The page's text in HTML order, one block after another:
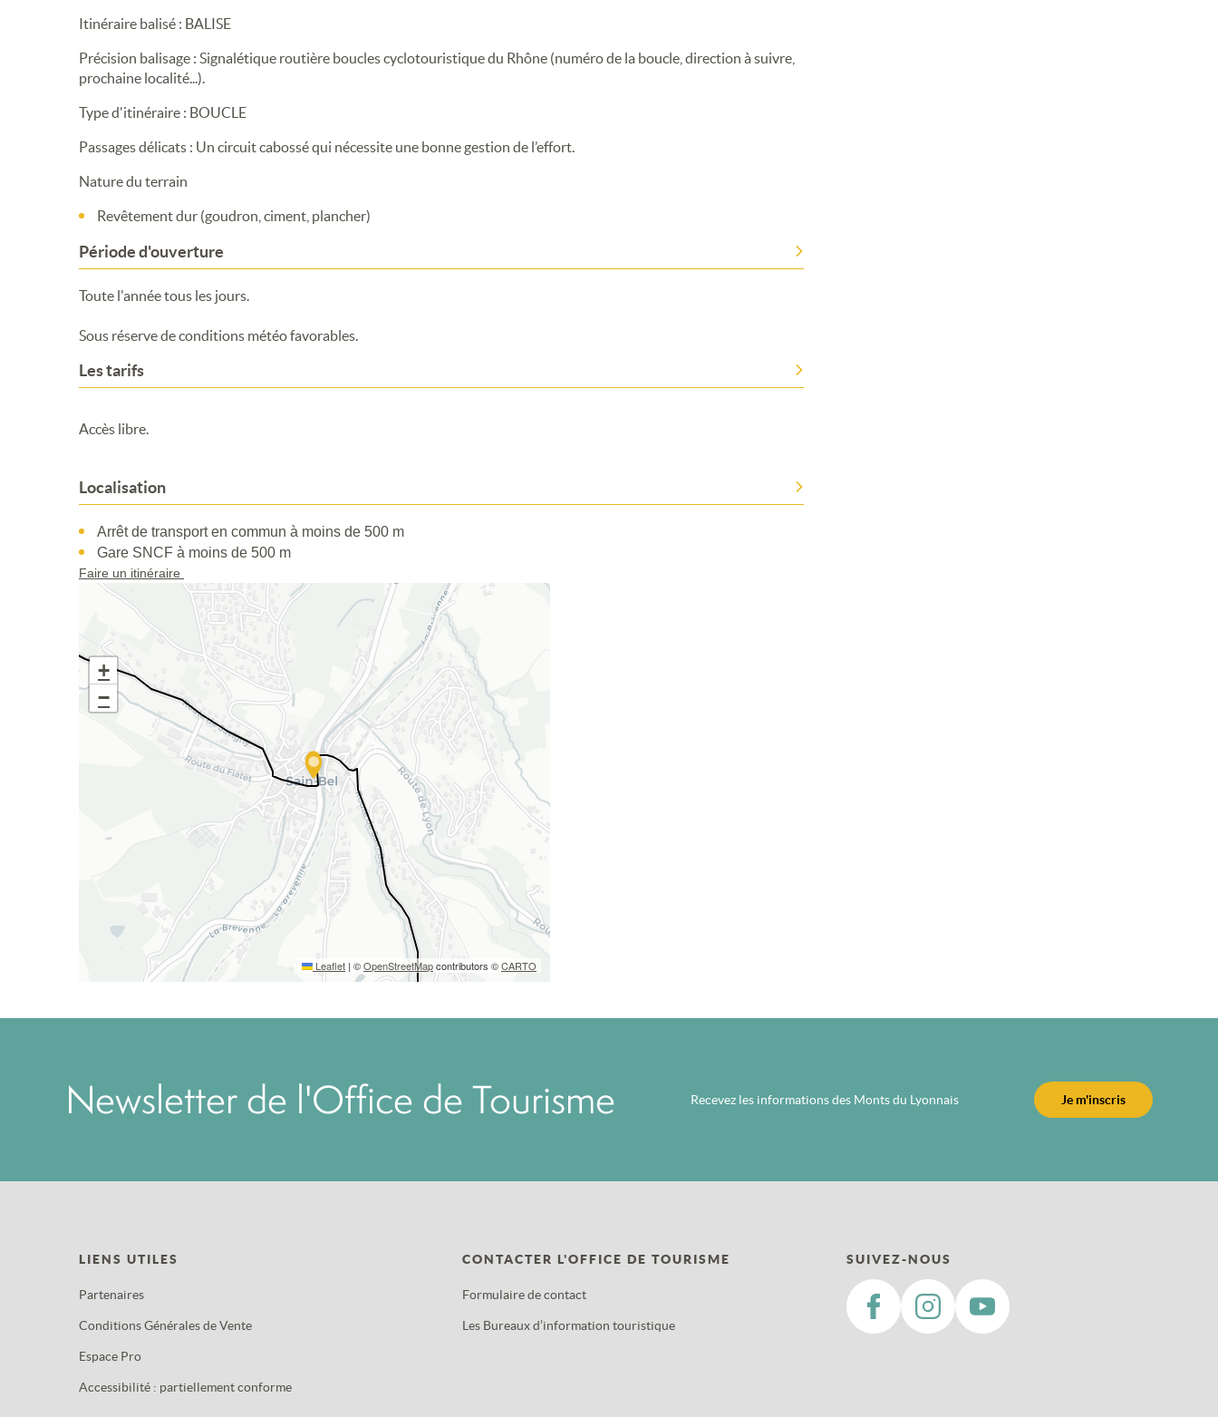
Itinéraire balisé : BALISE
Précision balisage : Signalétique routière boucles cyclotouristique du Rhône (numéro de la boucle, direction à suivre,
prochaine localité...).
Type d'itinéraire : BOUCLE
Passages délicats : Un circuit cabossé qui nécessite une bonne gestion de l’effort.
Nature du terrain
Revêtement dur (goudron, ciment, plancher)
Période d'ouverture
Toute l'année tous les jours.
Sous réserve de conditions météo favorables.
Les tarifs
Accès libre.
Localisation
Arrêt de transport en commun à moins de 500 m
Gare SNCF à moins de 500 m
Faire un itinéraire
+
−
Leaflet | ©OpenStreetMapcontributors ©CARTO
Newsletter de l'Office de Tourisme Recevez les informations des Monts du Lyonnais Je m'inscris
LIENS UTILES
Partenaires
Conditions Générales de Vente
Espace Pro
Accessibilité : partiellement conforme
CONTACTER L'OFFICE DE TOURISME
Formulaire de contact
Les Bureaux d’information touristique
SUIVEZ-NOUS
Merci de patienter...